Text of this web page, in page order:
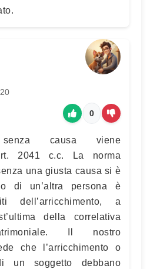
0
senza causa viene
2041 c.c. La norma
una giusta causa si è
di un’altra persona è
dell’arricchimento, a
della correlativa
Il nostro
che l’arricchimento o
di un soggetto debbano